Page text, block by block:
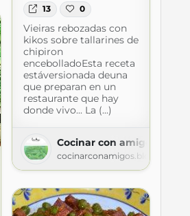
13 0
Vieiras rebozadas con
kikos sobre tallarines de
chipiron
encebolladoEsta receta
estáversionada deuna
que preparan en un
restaurante que hay
donde vivo... La (...)
Cocinar con amigos
cocinarconamigos.blogspot.com